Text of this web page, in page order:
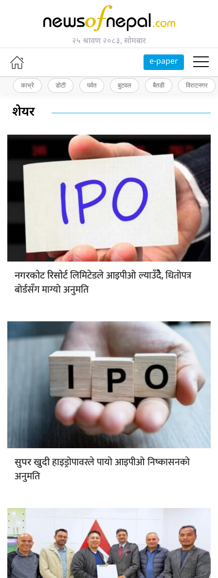
२५ श्रावण २०८३, सोमबार
e-paper
काभ्रे डोटी पर्वत बुटवल बैतडी विराटनगर
शेयर
नगरकोट रिसोर्टलिमिटेडले आइपीओ ल्याउँदैे, धितोपत्र
बोर्डसँग माग्यो अनुमति
सुपर खुदीहाइड्रोपावरले पायो आइपीओ निष्कासनको
अनुमति